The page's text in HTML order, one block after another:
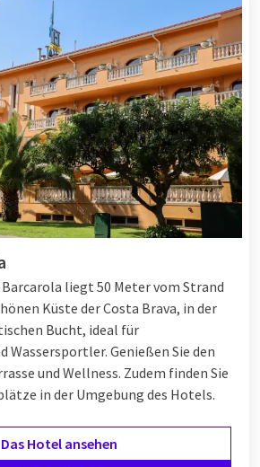
liegt 50 Meter vom Strand
Küste der Costa Brava, in der
Bucht, ideal für
Wassersportler. Genießen Sie den
und Wellness. Zudem finden Sie
in der Umgebung des Hotels.
Das Hotel ansehen